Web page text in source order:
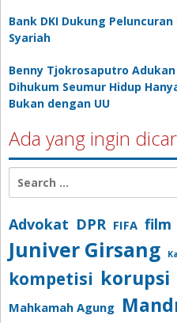
Bank DKI Dukung
Syariah
Benny Tjokrosaputro Adukan
Dihukum Seumur Hidup
Bukan dengan UU
Ada yang ingin
Search
for:
Advokat DPR FIFA film
Juniver Girsang
kompetisi korupsi
Mahkamah Agung